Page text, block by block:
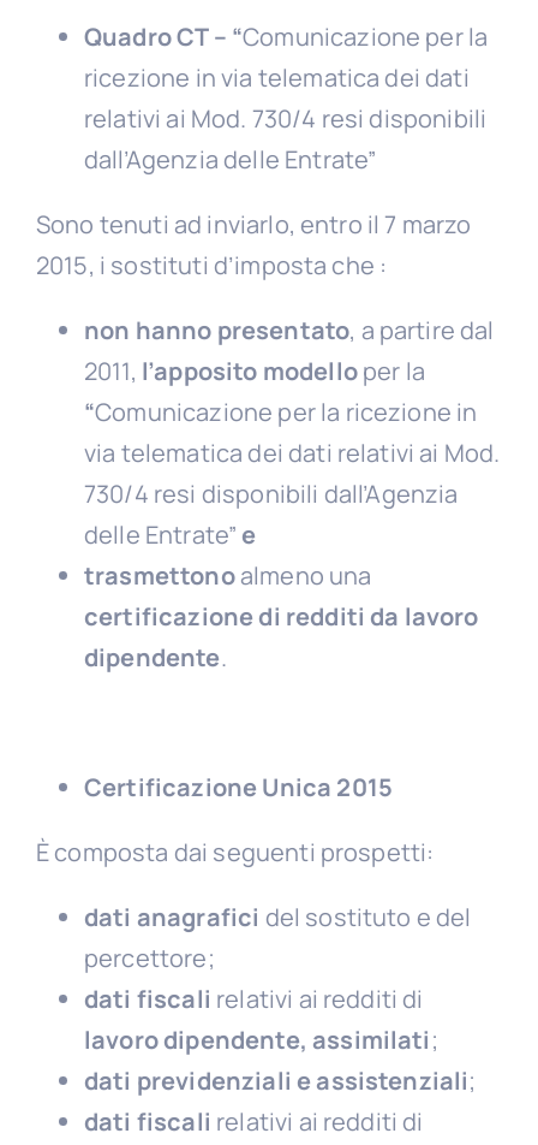
Quadro CT – “Comunicazione per la
ricezione in via telematica dei dati
relativi ai Mod. 730/4 resi disponibili
dall’Agenzia delle Entrate”
Sono tenuti ad inviarlo, entro il 7 marzo
2015, i sostituti d’imposta che :
non hanno presentato, a partire dal
2011, l’apposito modelloper la
“Comunicazione per la ricezione in
via telematica dei dati relativi ai Mod.
730/4 resi disponibili dall’Agenzia
delle Entrate” e
trasmettonoalmeno una
certificazione di redditi da lavoro
dipendente.
Certificazione Unica 2015
È composta dai seguenti prospetti:
dati anagrafici del sostituto e del
percettore;
dati fiscali relativi ai redditi di
lavoro dipendente, assimilati;
dati previdenziali e assistenziali;
dati fiscali relativi ai redditi di